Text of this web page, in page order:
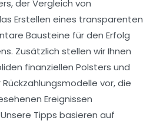
der Vergleich von
Erstellen eines transparenten
Bausteine für den Erfolg
Zusätzlich stellen wir Ihnen
finanziellen Polsters und
vor, die
Ereignissen
Tipps basieren auf